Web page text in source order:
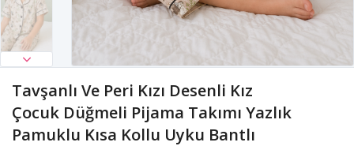
Tavşanlı Ve Peri Kızı Desenli Kız
Çocuk Düğmeli Pijama Takımı Yazlık
Pamuklu Kısa Kollu Uyku Bantlı